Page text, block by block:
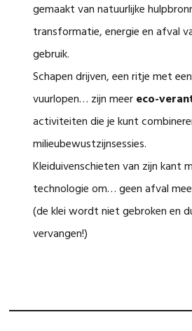
gemaakt van natuurlijke
transformatie, energie en afval
gebruik.
Schapen drijven, een ritje met
vuurlopen… zijn meereco-
activiteiten die je kunt
milieubewustzijnsessies.
Kleiduivenschieten van zijn kant
technologie om… geen afval
(de klei wordt niet gebroken en
vervangen!)